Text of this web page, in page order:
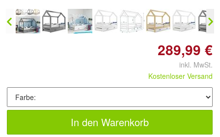
289,99 €
inkl. MwSt.
Kostenloser Versand
In den Warenkorb